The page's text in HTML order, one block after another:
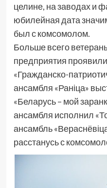
целине, на заводах и
юбилейная дата
был с комсомолом.
Больше всего
предприятия
«Гражданско-
ансамбля «Раніца»
«Беларусь – мой
ансамбля исполнил
ансамбль
расстанусь с